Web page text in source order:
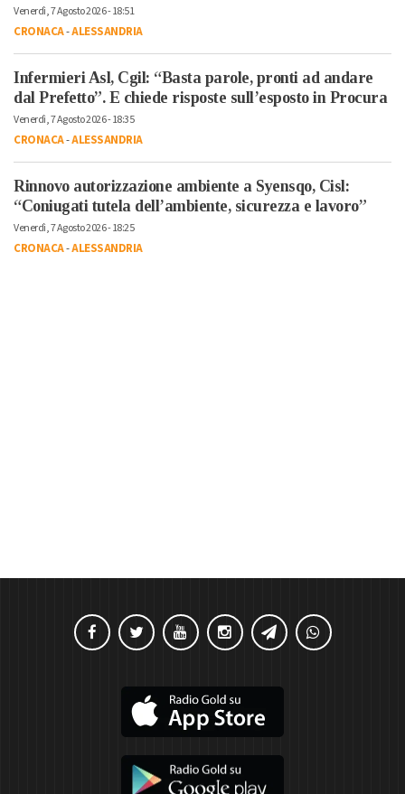
Venerdì, 7 Agosto 2026 - 18:51
CRONACA-ALESSANDRIA
Infermieri Asl, Cgil: “Basta parole, pronti ad andare
dal Prefetto”. E chiede risposte sull’esposto in Procura
Venerdì, 7 Agosto 2026 - 18:35
CRONACA-ALESSANDRIA
Rinnovo autorizzazione ambiente a Syensqo, Cisl:
“Coniugati tutela dell’ambiente, sicurezza e lavoro”
Venerdì, 7 Agosto 2026 - 18:25
CRONACA-ALESSANDRIA